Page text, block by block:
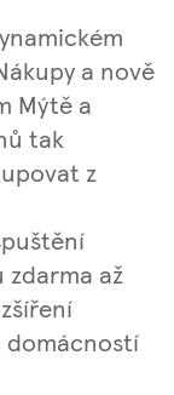
a nově
Mýtě a
tak
z
až
domácností